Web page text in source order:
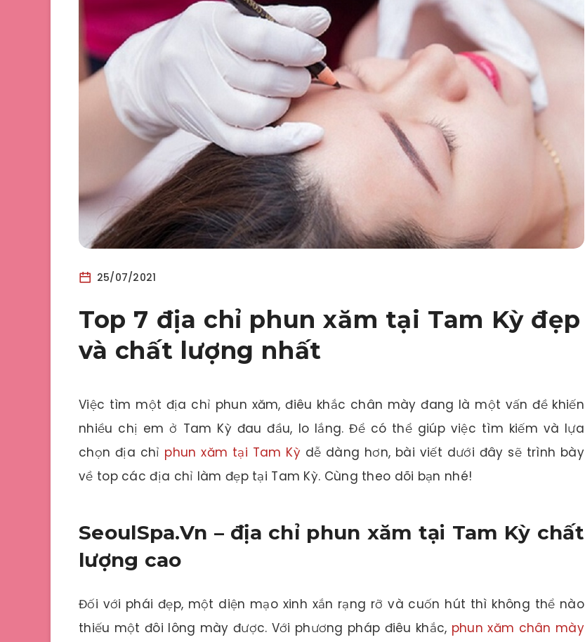
25/07/2021
Top 7 địa chỉ phun xăm tại Tam Kỳ đẹp
và chất lượng nhất
Việc tìm một địa chỉ phun xăm, điêu khắc chân mày đang là một vấn đề khiến
nhiều chị em ở Tam Kỳ đau đầu, lo lắng. Để có thể giúp việc tìm kiếm và lựa
chọn địa chỉ phun xăm tại Tam Kỳ dễ dàng hơn, bài viết dưới đây sẽ trình bày
về top các địa chỉ làm đẹp tại Tam Kỳ. Cùng theo dõi bạn nhé!
SeoulSpa.Vn – địa chỉ phun xăm tại Tam Kỳ chất
lượng cao
Đối với phái đẹp, một diện mạo xinh xắn rạng rỡ và cuốn hút thì không thể nào
thiếu một đôi lông mày được. Với phương pháp điêu khắc, phun xăm chân mày